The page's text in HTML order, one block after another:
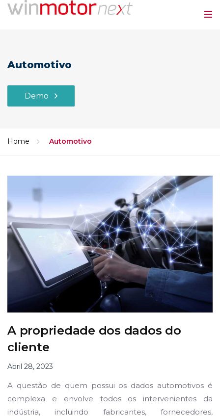
Automotivo
Demo
Home Automotivo
A propriedade dos dados do
cliente
Abril 28, 2023
A questão de quem possui os dados automotivos é
complexa e envolve todos os intervenientes da
indústria, incluindo fabricantes, fornecedores,